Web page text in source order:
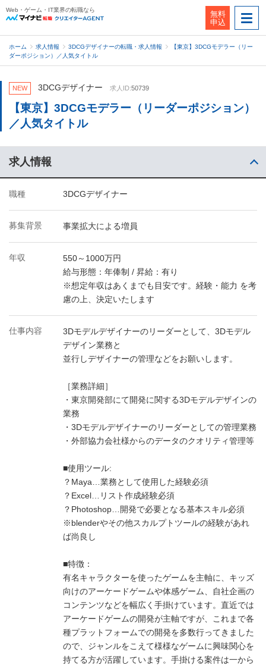
Web・ゲーム・IT業界の転職なら
無料
申込
ホーム 求人情報 3DCGデザイナーの転職・求人情報
【東京】3DCGモデラー（リー
ダーポジション）／人気タイトル
NEW 3DCGデザイナー 求人ID:50739
【東京】3DCGモデラー（リーダーポジション）
／人気タイトル
求人情報
職種 3DCGデザイナー
募集背景 事業拡大による増員
年収
550～1000万円
給与形態：年俸制 / 昇給：有り
※想定年収はあくまでも目安です。経験・能力 を考
慮の上、決定いたします
仕事内容
3Dモデルデザイナーのリーダーとして、3Dモデル
デザイン業務と
並行しデザイナーの管理などをお願いします。
［業務詳細］
・東京開発部にて開発に関する3Dモデルデザインの
業務
・3Dモデルデザイナーのリーダーとしての管理業務
・外部協力会社様からのデータのクオリティ管理等
■使用ツール:
？Maya…業務として使用した経験必須
？Excel…リスト作成経験必須
？Photoshop…開発で必要となる基本スキル必須
※blenderやその他スカルプトツールの経験があれ
ば尚良し
■特徴：
有名キャラクターを使ったゲームを主軸に、キッズ
向けのアーケードゲームや体感ゲーム、自社企画の
コンテンツなどを幅広く手掛けています。直近では
アーケードゲームの開発が主軸ですが、これまで各
種プラットフォームでの開発を多数行ってきました
ので、ジャンルをこえて様様なゲームに興味関心を
持てる方が活躍しています。手掛ける案件は一から